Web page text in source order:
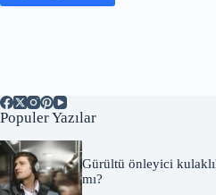
Populer Yazılar
Gürültü önleyici
mı?